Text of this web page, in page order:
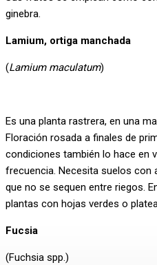
ginebra.
Lamium, ortiga manchada
(Lamium maculatum)
Es una planta rastrera, en una
Floración rosada a finales de
condiciones también lo hace en
frecuencia. Necesita suelos con
que no se sequen entre riegos.
plantas con hojas verdes o
Fucsia
(Fuchsia spp.)